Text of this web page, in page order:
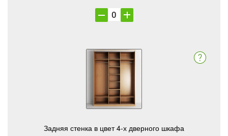
Задняя стенка в цвет 4-х дверного шкафа